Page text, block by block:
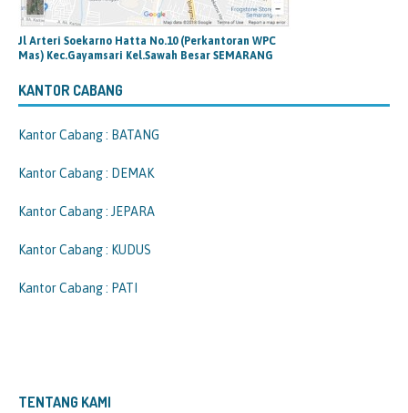
Jl Arteri Soekarno Hatta No.10 (Perkantoran WPC
Mas) Kec.Gayamsari Kel.Sawah Besar SEMARANG
KANTOR CABANG
Kantor Cabang : BATANG
Kantor Cabang : DEMAK
Kantor Cabang : JEPARA
Kantor Cabang : KUDUS
Kantor Cabang : PATI
TENTANG KAMI